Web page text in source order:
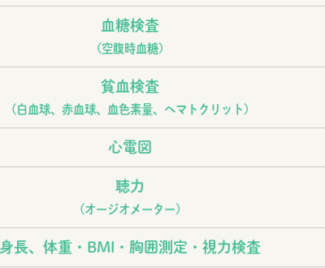
血糖検査
(空腹時血糖)
貧血検査
(白血球、赤血球、血色素量、ヘマトクリット)
心電図
聴力
(オージオメーター)
身長、体重・BMI・胸囲測定・視力検査